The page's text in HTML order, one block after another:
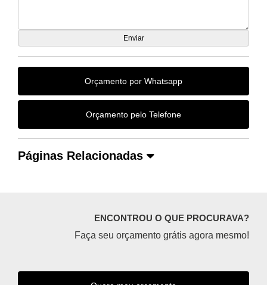
Orçamento por Whatsapp
Orçamento pelo Telefone
Páginas Relacionadas
ENCONTROU O QUE PROCURAVA?
Faça seu orçamento grátis agora mesmo!